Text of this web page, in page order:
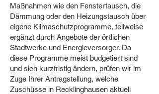
Maßnahmen wie den Fenstertausch, die
Dämmung oder den Heizungstausch über
eigene Klimaschutzprogramme, teilweise
ergänzt durch Angebote der örtlichen
Stadtwerke und Energieversorger. Da
diese Programme meist budgetiert sind
und sich kurzfristig ändern, prüfen wir im
Zuge Ihrer Antragstellung, welche
Zuschüsse in Recklinghausen aktuell